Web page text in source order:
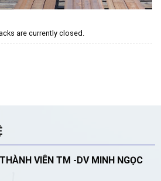
are currently closed.
VIÊN TM -DV MINH NGỌC